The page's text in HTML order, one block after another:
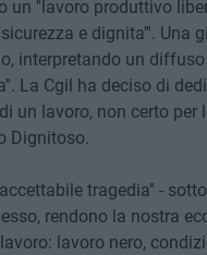
un ''lavoro produttivo
e dignita'''.
interpretando un
La Cgil ha deciso di
un lavoro, non certo
Dignitoso.
tragedia'' -
rendono la nostra
lavoro nero,